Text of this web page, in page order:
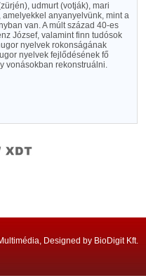
udmurt (votják), mari
anyanyelvünk, mint a
van. A múlt század 40-es
József, valamint finn tudósok
nyelvek rokonságának
nyelvek fejlődésének fő
vonásokban rekonstruálni.
Designed by BioDigit Kft.